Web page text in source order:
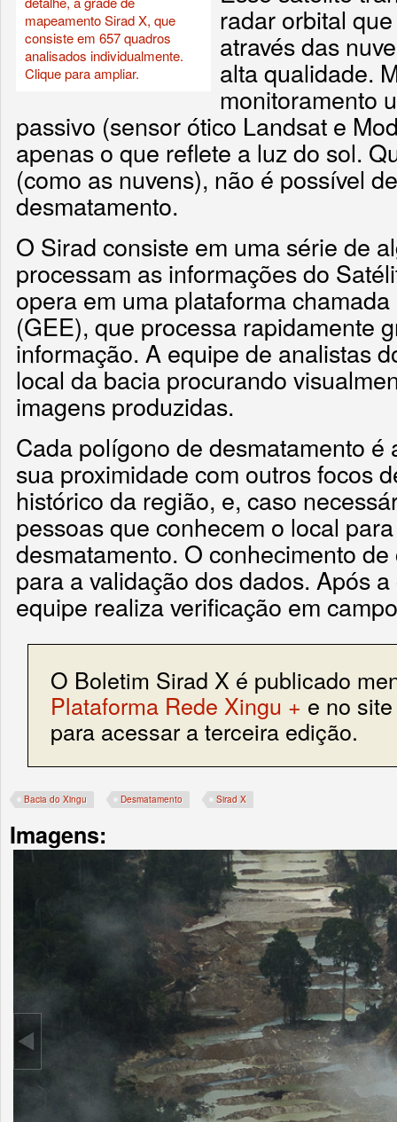
mapeamento Sirad X, que
consiste em 657 quadros
analisados individualmente.
Clique para ampliar.
radar orbital que
através das
alta qualidade.
monitoramento
passivo (sensor ótico Landsat e
apenas o que reflete a luz do sol.
(como as nuvens), não é possível
desmatamento.
O Sirad consiste em uma série de
processam as informações do
opera em uma plataforma
(GEE), que processa rapidamente
informação. A equipe de analistas
local da bacia procurando
imagens produzidas.
Cada polígono de desmatamento é
sua proximidade com outros focos
histórico da região, e, caso
pessoas que conhecem o local
desmatamento. O conhecimento
para a validação dos dados. Após
equipe realiza verificação em
O Boletim Sirad X é publicado
Plataforma Rede Xingu + e no
para acessar a terceira edição.
Bacia do Xingu Desmatamento Sirad X
Imagens: